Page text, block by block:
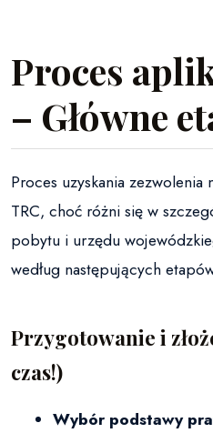
Proces
– Główne
Proces uzyskania
TRC, choć różni się w
pobytu i urzędu
według następujących
Przygotowanie i
czas!)
Wybór podstawy